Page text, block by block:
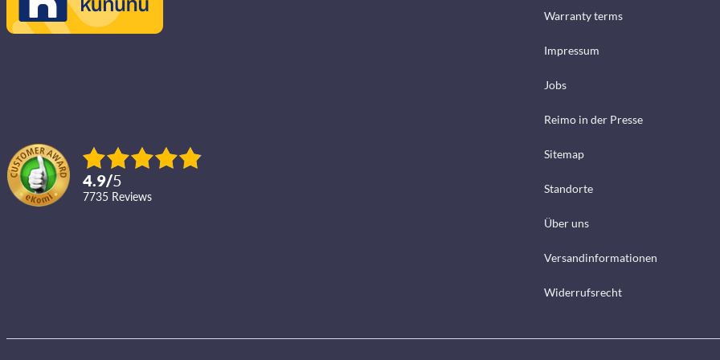
4.9/5
7735 reviews
Warranty terms
Impressum
Jobs
Reimo in der Presse
Sitemap
Standorte
Über uns
Versandinformationen
Widerrufsrecht